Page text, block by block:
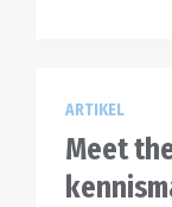
ARTIKEL
Meet